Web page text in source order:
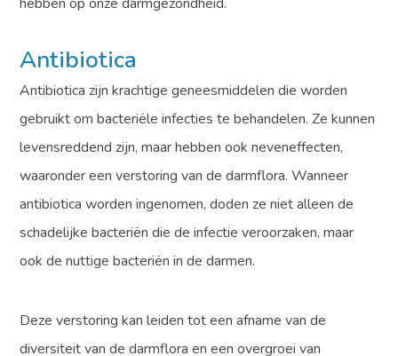
Antibiotica
Antibiotica zijn krachtige geneesmiddelen die worden
gebruikt om bacteriële infecties te behandelen. Ze kunnen
levensreddend zijn, maar hebben ook neveneffecten,
waaronder een verstoring van de darmflora. Wanneer
antibiotica worden ingenomen, doden ze niet alleen de
schadelijke bacteriën die de infectie veroorzaken, maar
ook de nuttige bacteriën in de darmen.
Deze verstoring kan leiden tot een afname van de
diversiteit van de darmflora en een overgroei van